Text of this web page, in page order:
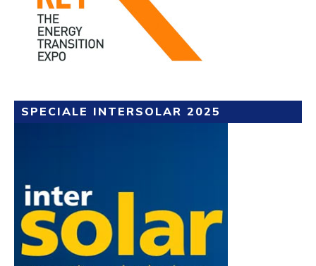
SPECIALE INTERSOLAR 2025